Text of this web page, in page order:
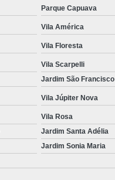
Parque Capuava
Vila América
Vila Floresta
Vila Scarpelli
Jardim São Francisco
Vila Júpiter Nova
Vila Rosa
Jardim Santa Adélia
Jardim Sonia Maria